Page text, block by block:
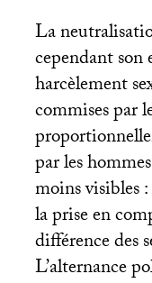
La
cependant son
harcèlement
commises par
par les
moins visibles
la prise en
différence des
L’alternance